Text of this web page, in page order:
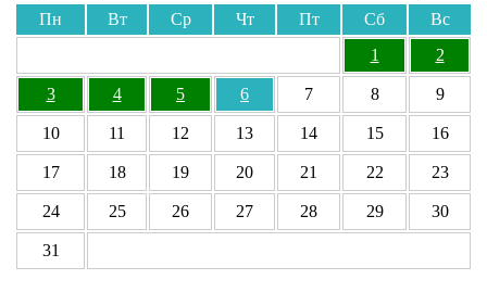
Пн Вт Ср Чт Пт Сб
Вс
1
2
3 4 5 6 7 8 9
10 11 12 13 14 15 16
17 18 19 20 21 22 23
24 25 26 27 28 29 30
31